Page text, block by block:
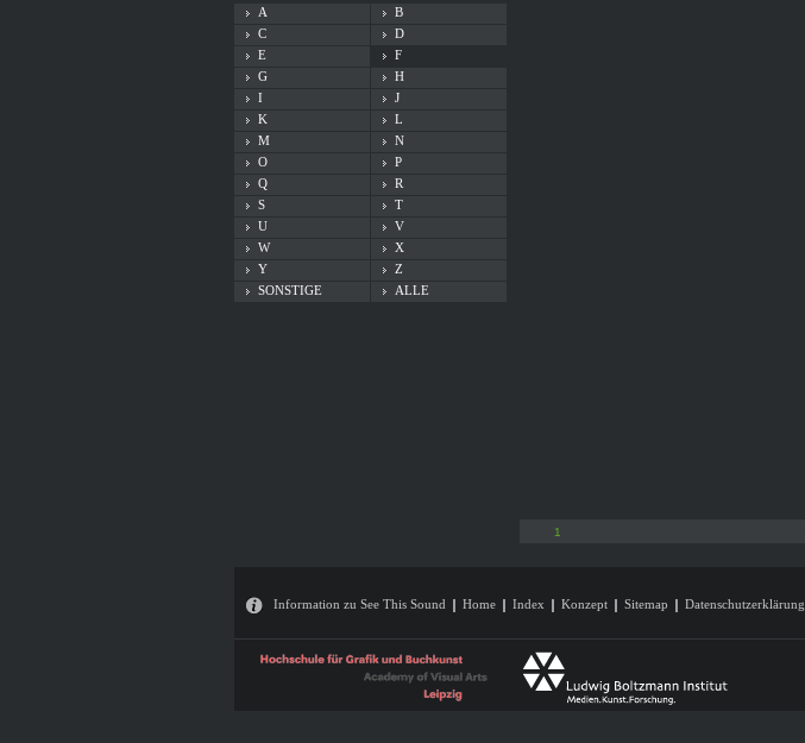
A
B
C
D
E
F
G
H
I
J
K
L
M
N
O
P
Q
R
S
T
U
V
W
X
Y
Z
SONSTIGE
ALLE
1
Information zu See This Sound Home Index Konzept Sitemap Datenschutzerklärung